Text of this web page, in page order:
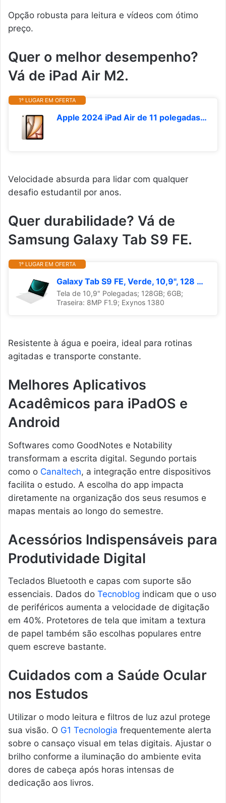
Opção robusta para leitura e vídeos com ótimo
preço.
Quer o melhor desempenho?
Vá de iPad Air M2.
1º LUGAR EM OFERTA
Apple 2024 iPad Air de 11 polegadas (Wi-Fi, de 512 GB) - Estelar (M2)
Velocidade absurda para lidar com qualquer
desafio estudantil por anos.
Quer durabilidade? Vá de
Samsung Galaxy Tab S9 FE.
1º LUGAR EM OFERTA
Galaxy Tab S9 FE, Verde, 10,9", 128 Gb, 6 GB RAM, Câmera Principal 8 MP, Câmera Frontal 12 MP UW
Tela de 10,9" Polegadas; 128GB; 6GB;
Traseira: 8MP F1.9; Exynos 1380
Resistente à água e poeira, ideal para rotinas
agitadas e transporte constante.
Melhores Aplicativos
Acadêmicos para iPadOS e
Android
Softwares como GoodNotes e Notability
transformam a escrita digital. Segundo portais
como o Canaltech, a integração entre dispositivos
facilita o estudo. A escolha do app impacta
diretamente na organização dos seus resumos e
mapas mentais ao longo do semestre.
Acessórios Indispensáveis para
Produtividade Digital
Teclados Bluetooth e capas com suporte são
essenciais. Dados do Tecnoblog indicam que o uso
de periféricos aumenta a velocidade de digitação
em 40%. Protetores de tela que imitam a textura
de papel também são escolhas populares entre
quem escreve bastante.
Cuidados com a Saúde Ocular
nos Estudos
Utilizar o modo leitura e filtros de luz azul protege
sua visão. O G1 Tecnologia frequentemente alerta
sobre o cansaço visual em telas digitais. Ajustar o
brilho conforme a iluminação do ambiente evita
dores de cabeça após horas intensas de
dedicação aos livros.